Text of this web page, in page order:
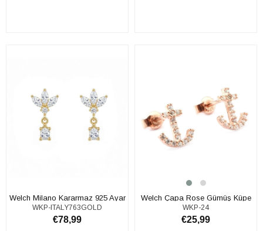
Welch Milano Kararmaz 925 Ayar
Gümüş Minimal Küpe
WKP-ITALY763GOLD
€78,99
Welch Çapa Rose Gümüş Küpe
WKP-24
€25,99